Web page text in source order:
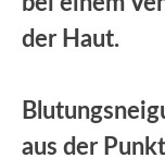
der Haut.
aus der